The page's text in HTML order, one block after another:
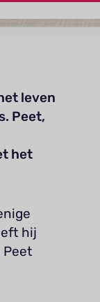
leven
Peet,
het
hij
Peet